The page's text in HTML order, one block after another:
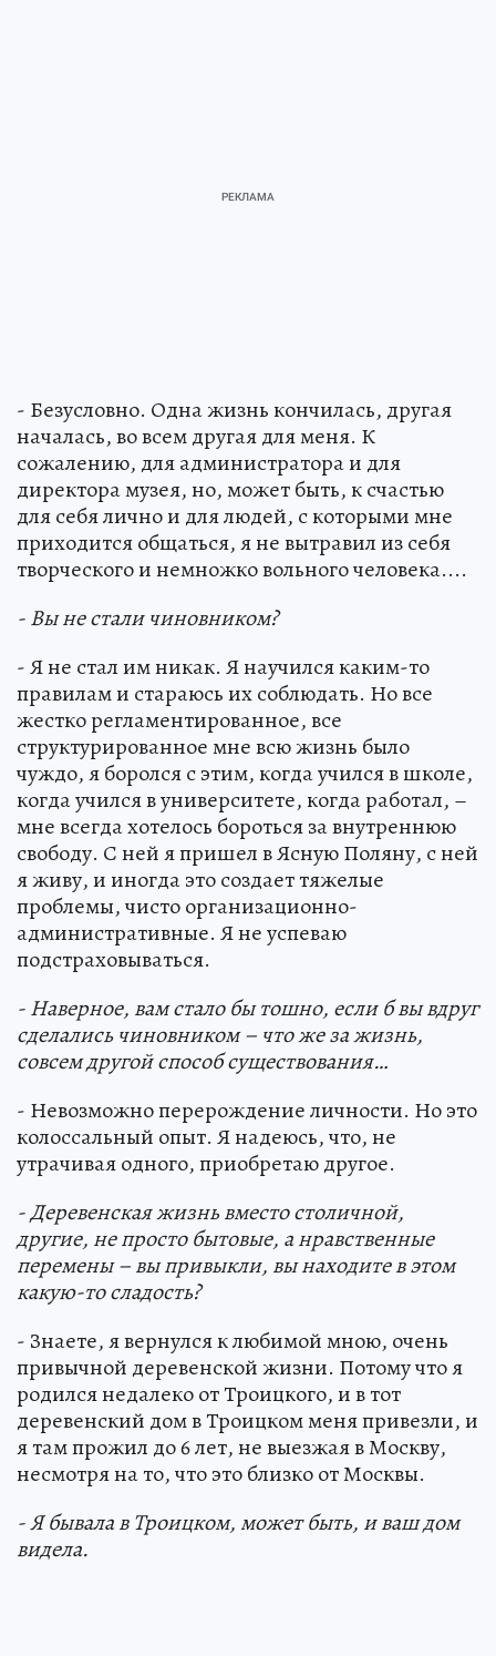
- Безусловно. Одна жизнь кончилась, другая
началась, во всем другая для меня. К
сожалению, для администратора и для
директора музея, но, может быть, к счастью
для себя лично и для людей, с которыми мне
приходится общаться, я не вытравил из себя
творческого и немножко вольного человека....
- Вы не стали чиновником?
- Я не стал им никак. Я научился каким-то
правилам и стараюсь их соблюдать. Но все
жестко регламентированное, все
структурированное мне всю жизнь было
чуждо, я боролся с этим, когда учился в школе,
когда учился в университете, когда работал, –
мне всегда хотелось бороться за внутреннюю
свободу. С ней я пришел в Ясную Поляну, с ней
я живу, и иногда это создает тяжелые
проблемы, чисто организационно-
административные. Я не успеваю
подстраховываться.
- Наверное, вам стало бы тошно, если б вы вдруг
сделались чиновником – что же за жизнь,
совсем другой способ существования…
- Невозможно перерождение личности. Но это
колоссальный опыт. Я надеюсь, что, не
утрачивая одного, приобретаю другое.
- Деревенская жизнь вместо столичной,
другие, не просто бытовые, а нравственные
перемены – вы привыкли, вы находите в этом
какую-то сладость?
- Знаете, я вернулся к любимой мною, очень
привычной деревенской жизни. Потому что я
родился недалеко от Троицкого, и в тот
деревенский дом в Троицком меня привезли, и
я там прожил до 6 лет, не выезжая в Москву,
несмотря на то, что это близко от Москвы.
- Я бывала в Троицком, может быть, и ваш дом
видела.